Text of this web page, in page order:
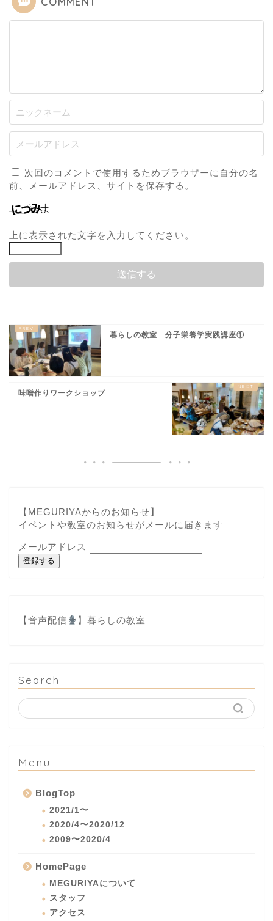
次回のコメントで使用するためブラウザーに自分の名
前、メールアドレス、サイトを保存する。
上に表示された文字を入力してください。
暮らしの教室 分子栄養学実践講座①
味噌作りワークショップ
【MEGURIYAからのお知らせ】
イベントや教室のお知らせがメールに届きます
メールアドレス
登録する
【音声配信 】暮らしの教室
Search
Menu
BlogTop
2021/1〜
2020/4〜2020/12
2009〜2020/4
HomePage
MEGURIYAについて
スタッフ
アクセス